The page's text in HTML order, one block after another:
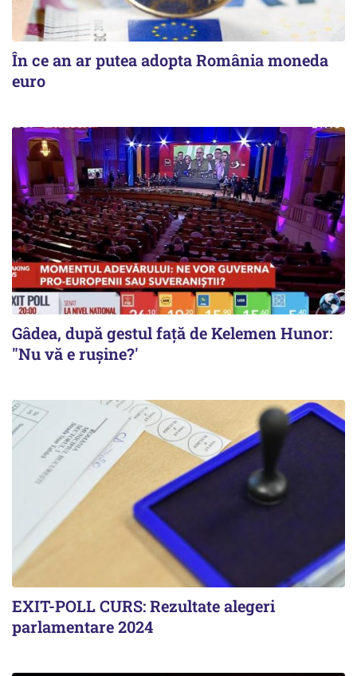
În ce an ar putea adopta România moneda
euro
Gâdea, după gestul față de Kelemen Hunor:
"Nu vă e rușine?'
EXIT-POLL CURS: Rezultate alegeri
parlamentare 2024